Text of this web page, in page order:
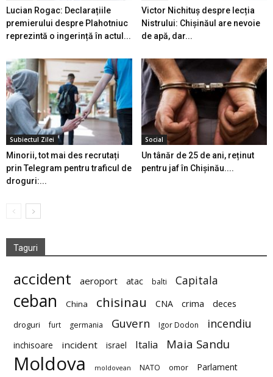
Lucian Rogac: Declarațiile
premierului despre Plahotniuc
reprezintă o ingerință în actul...
Victor Nichituș despre lecția
Nistrului: Chișinăul are nevoie
de apă, dar...
Subiectul Zilei
Minorii, tot mai des recrutați
prin Telegram pentru traficul de
droguri:...
Social
Un tânăr de 25 de ani, reținut
pentru jaf în Chișinău....
Taguri
accident aeroport atac balti Capitala
ceban China chisinau CNA crima deces
droguri furt germania Guvern Igor Dodon incendiu
inchisoare incident israel Italia Maia Sandu
Moldova moldovean NATO omor Parlament